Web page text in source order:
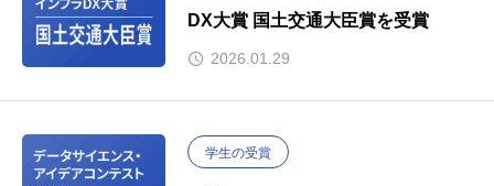
DX大賞 国土交通大臣賞を受賞
2026.01.29
学生の受賞